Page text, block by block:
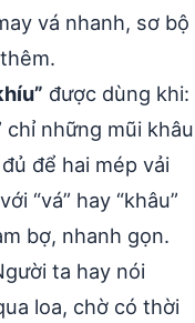
vá nhanh, sơ bộ
được dùng khi:
chỉ những mũi khâu
để hai mép vải
“vá” hay “khâu”
bợ, nhanh gọn.
ta hay nói
loa, chờ có thời